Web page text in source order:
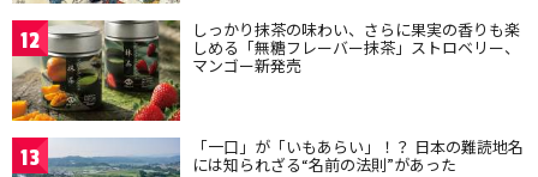
12 しっかり抹茶の味わい、さらに果実の香りも楽
しめる「無糖フレーバー抹茶」ストロベリー、
マンゴー新発売
13 「一口」が「いもあらい」！？ 日本の難読地名
には知られざる“名前の法則”があった